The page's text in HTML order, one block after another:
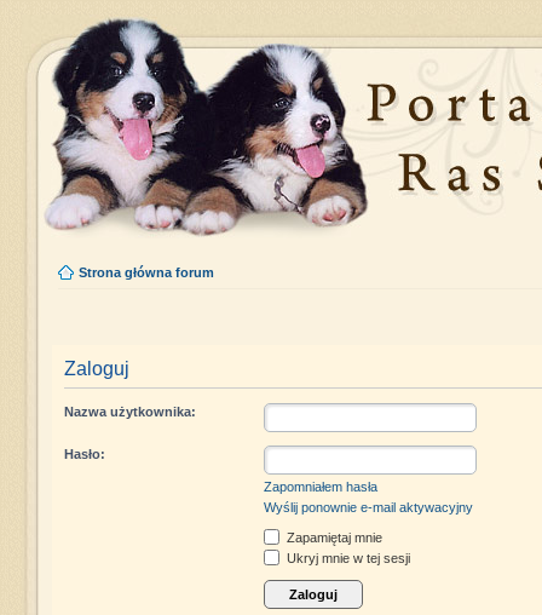
Strona główna forum
Zaloguj
Nazwa użytkownika:
Hasło:
Zapomniałem hasła
Wyślij ponownie e-mail aktywacyjny
Zapamiętaj mnie
Ukryj mnie w tej sesji